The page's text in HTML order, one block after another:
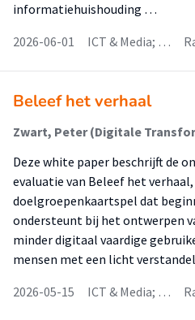
informatiehuishouding …
2026-06-01
ICT & Media; …
Beleef het verhaal
Deze white paper beschrijft de
evaluatie van Beleef het
doelgroepenkaartspel dat
ondersteunt bij het ontwerpen
minder digitaal vaardige
mensen met een licht
2026-05-15
ICT & Media; …